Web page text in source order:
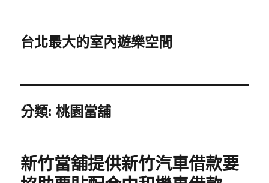
台北最大的室內遊樂空間
分類:桃園當舖
新竹當舖提供新竹汽車借款要